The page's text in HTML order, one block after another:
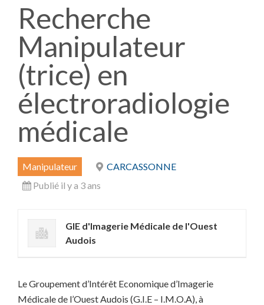
Recherche
Manipulateur
(trice) en
électroradiologie
médicale
Manipulateur
CARCASSONNE
Publié il y a 3 ans
GIE d'Imagerie Médicale de l'Ouest
Audois
Le Groupement d’Intérêt Economique d’Imagerie
Médicale de l’Ouest Audois (G.I.E – I.M.O.A), à